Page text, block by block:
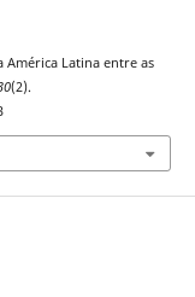
América Latina entre as
(2).